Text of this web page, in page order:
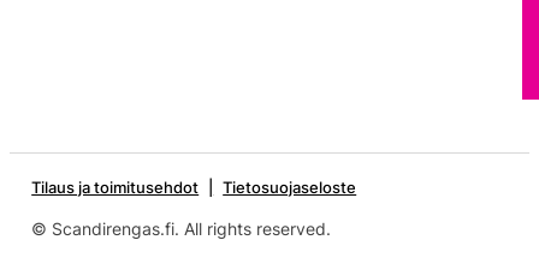
Tilaus ja toimitusehdot Tietosuojaseloste
© Scandirengas.fi. All rights reserved.